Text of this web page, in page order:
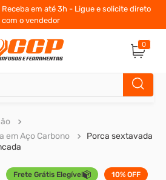
Receba em até 3h - Ligue e solicite direto
com o vendedor
0
em Aço Carbono
Porca sextavada
Frete Grátis Elegível 10% OFF